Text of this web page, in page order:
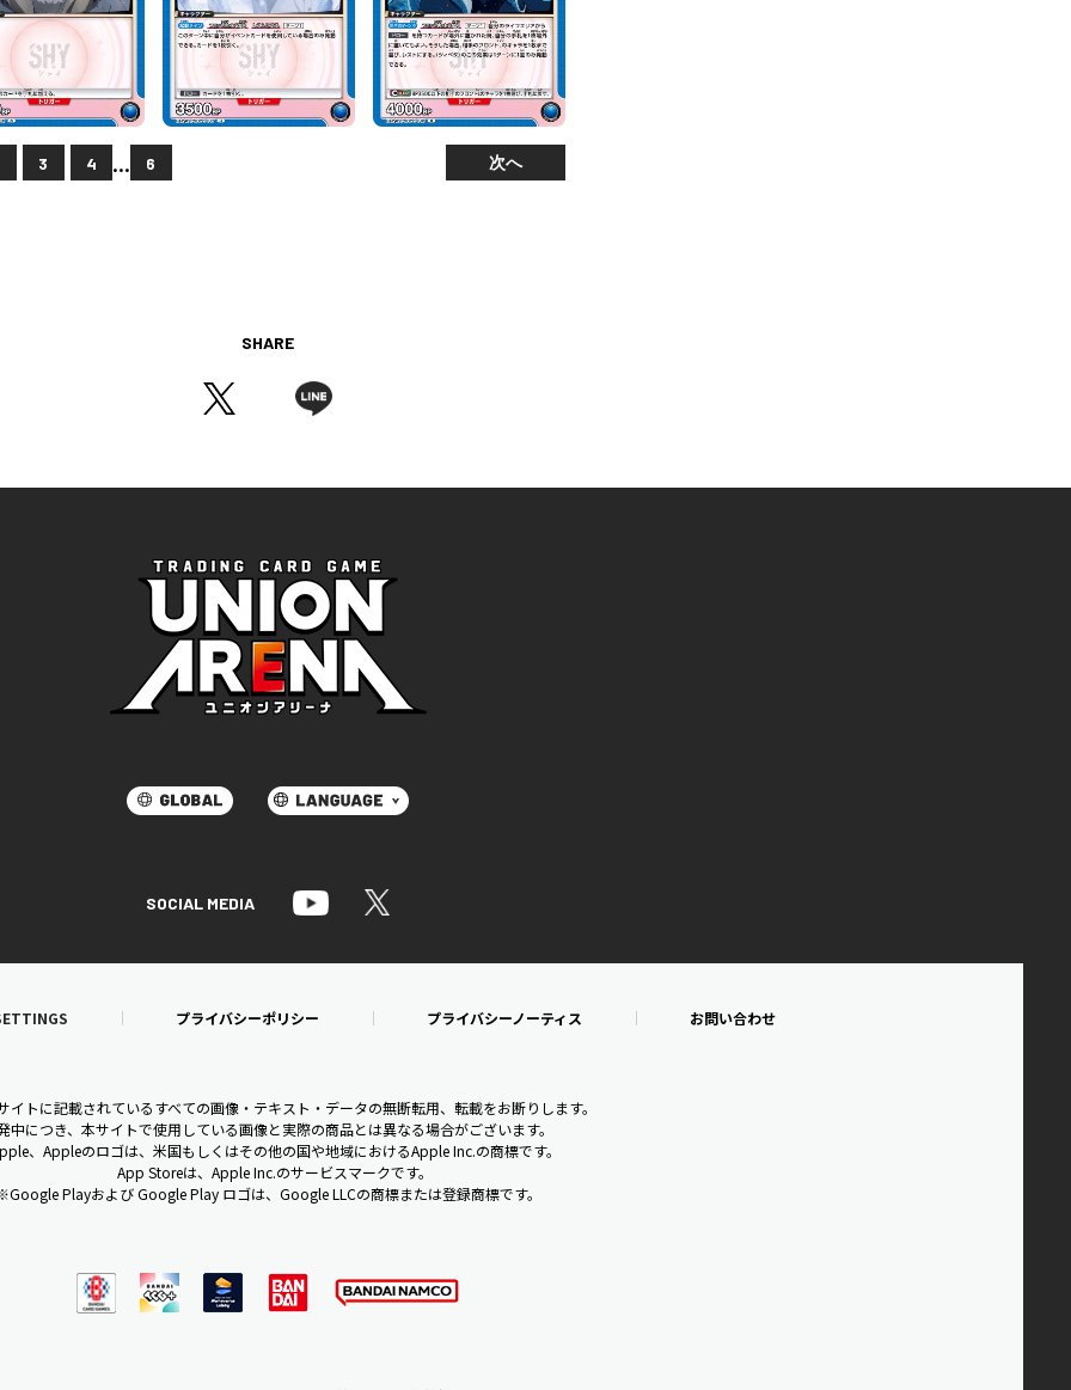
3 4 ... 6 次へ
SHARE
SOCIAL MEDIA
プライバシーポリシー プライバシーノーティス お問い合わせ
イトに記載されているすべての画像・テキスト・データの無断転用、転載をお断りします。
中につき、本サイトで使用している画像と実際の商品とは異なる場合がございます。
、Appleのロゴは、米国もしくはその他の国や地域におけるApple Inc.の商標です。
App Storeは、Apple Inc.のサービスマークです。
Playおよび Google Play ロゴは、Google LLCの商標または登録商標です。